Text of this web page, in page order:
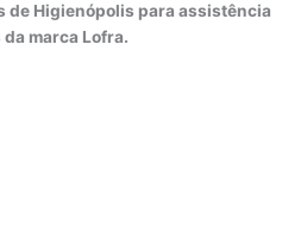
de Higienópolis para assistência
marca Lofra.